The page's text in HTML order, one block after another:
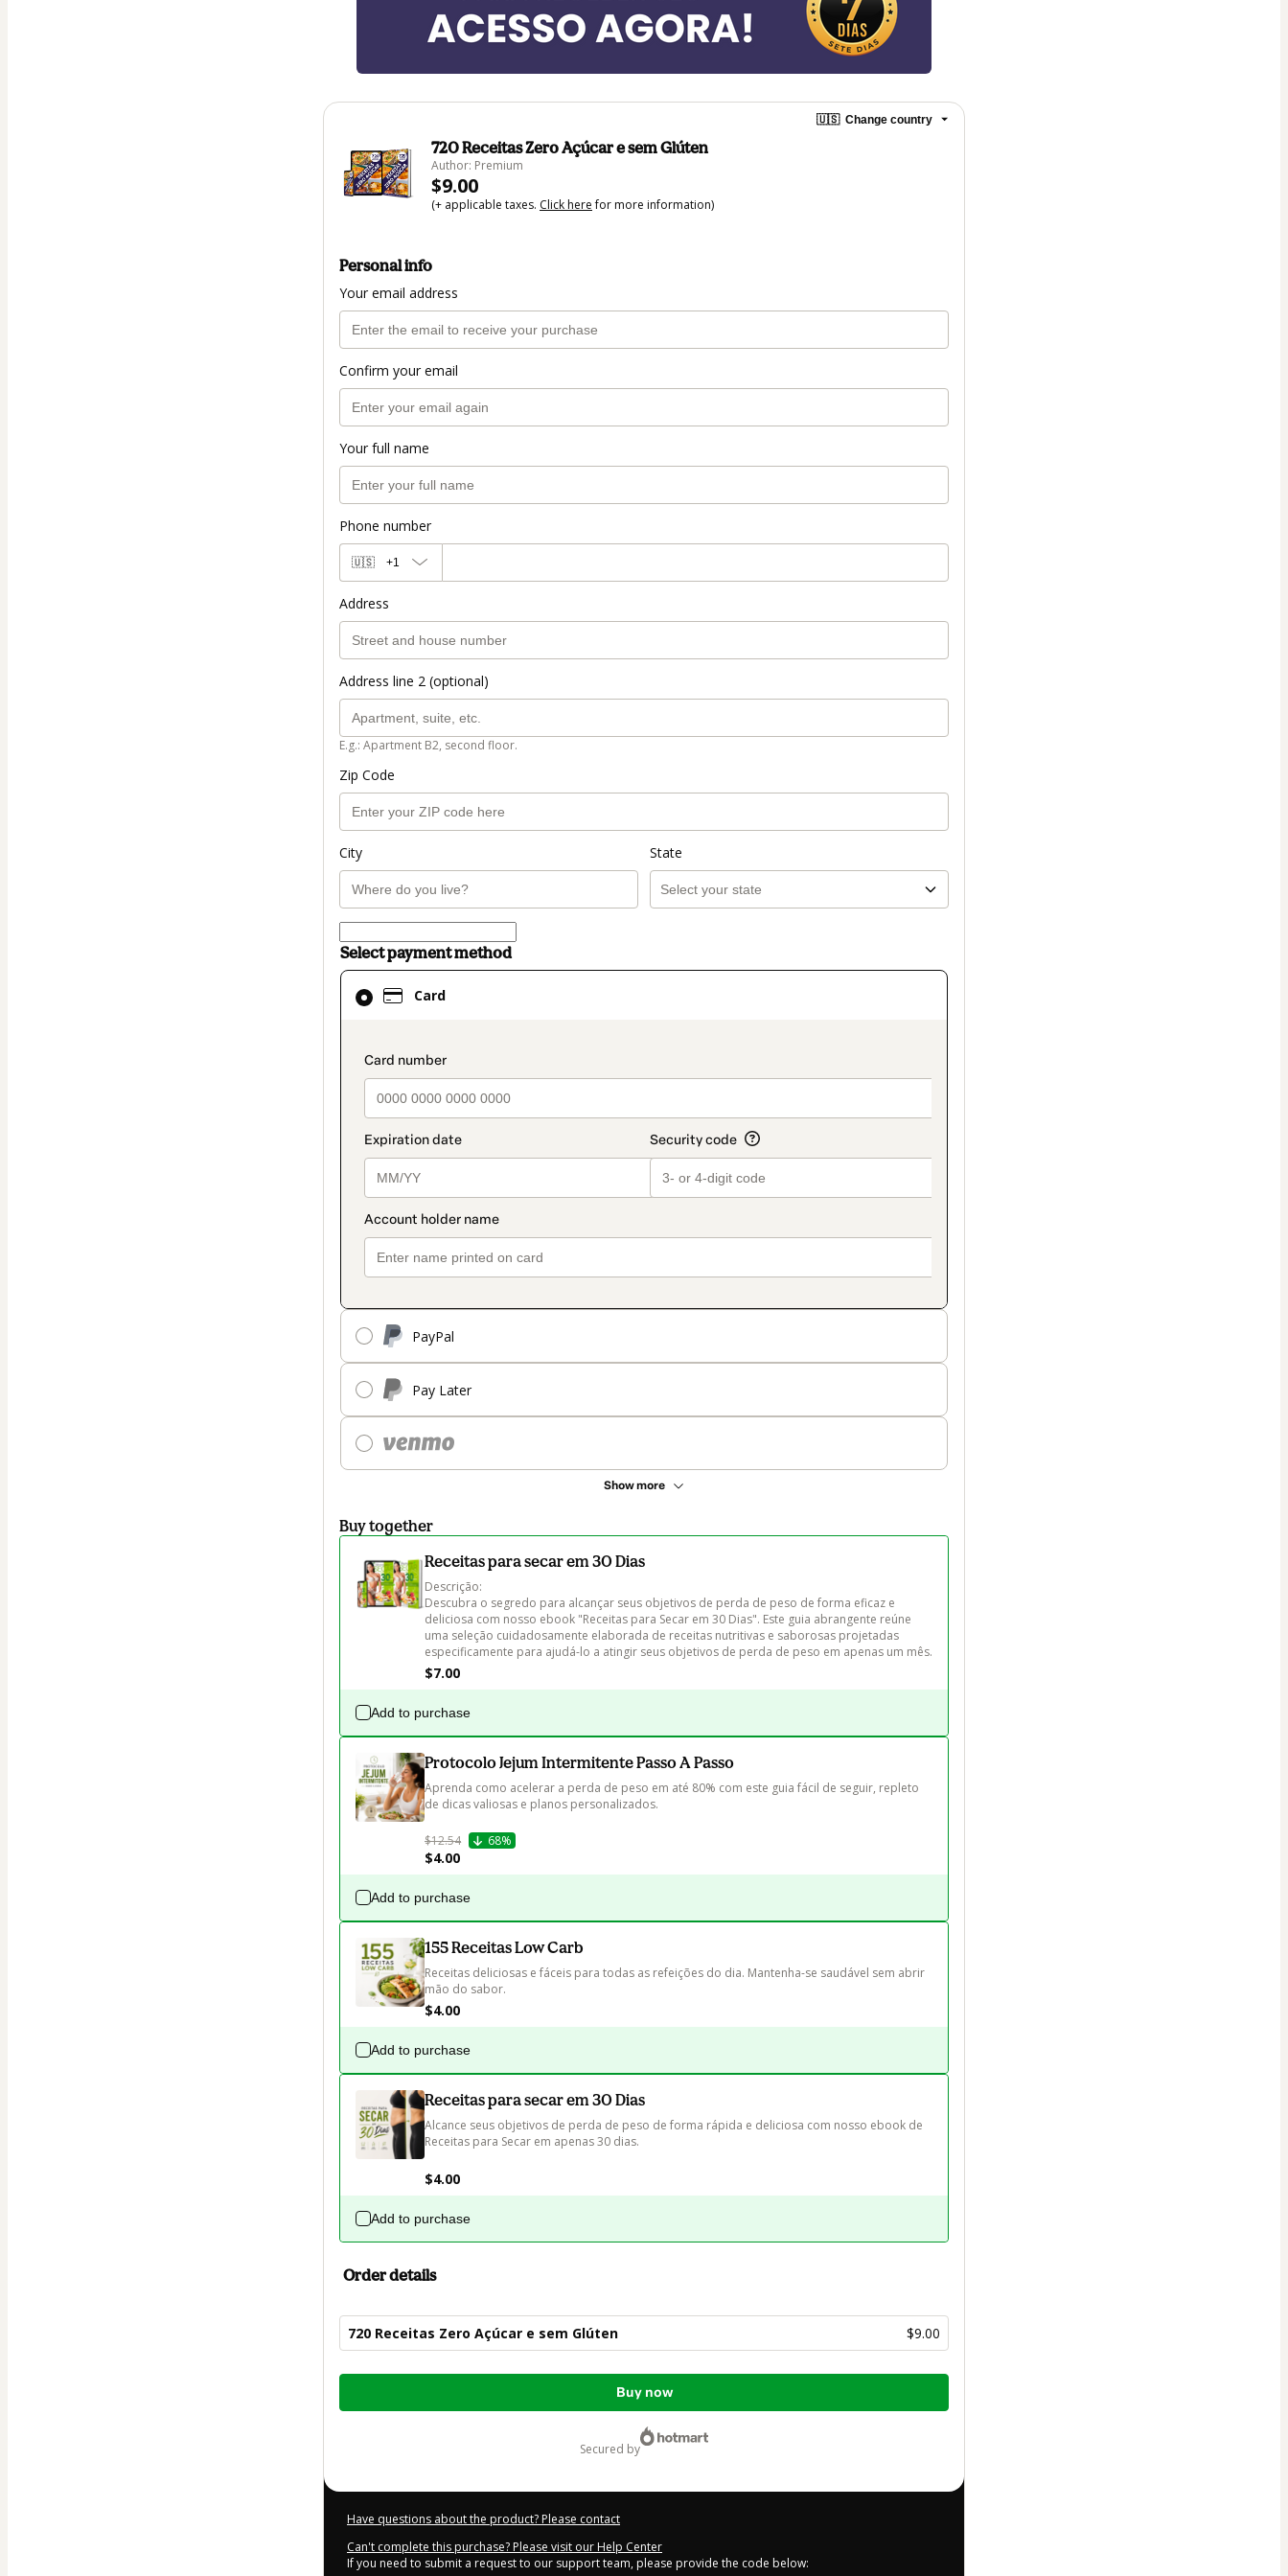
🇺🇸 Change country
720 Receitas Zero Açúcar e sem Glúten
Author: Premium
$9.00
(+ applicable taxes. Click herefor more information)
Personal info
Your email address
Confirm your email
Your full name
Phone number
🇺🇸 +1
Address
Address line 2 (optional)
E.g.: Apartment B2, second floor.
Zip Code
City State
Select payment method
Card
payment_data.section_title_v2
PayPal
Pay Later
Show more
Card
selected
method
Buy together
Receitas para secar em 30 Dias
Descrição:
Descubra o segredo para alcançar seus objetivos de perda de peso de forma eficaz e
deliciosa com nosso ebook "Receitas para Secar em 30 Dias". Este guia abrangente reúne
uma seleção cuidadosamente elaborada de receitas nutritivas e saborosas projetadas
especificamente para ajudá-lo a atingir seus objetivos de perda de peso em apenas um mês.
$7.00
Add to purchase
Protocolo Jejum Intermitente Passo A Passo
Aprenda como acelerar a perda de peso em até 80% com este guia fácil de seguir, repleto
de dicas valiosas e planos personalizados.
$12.54 68%
$4.00
Add to purchase
155 Receitas Low Carb
Receitas deliciosas e fáceis para todas as refeições do dia. Mantenha-se saudável sem abrir
$4.00
Add to purchase
Receitas para secar em 30 Dias
Alcance seus objetivos de perda de peso de forma rápida e deliciosa com nosso ebook de
Receitas para Secar em apenas 30 dias.
$4.00
Add to purchase
Order details
720 Receitas Zero Açúcar e sem Glúten $9.00
Total
Buy now
secured by
Have questions about the product? Please contact
Can't complete this purchase? Please visit our Help Center
If you need to submit a request to our support team, please provide the code below: